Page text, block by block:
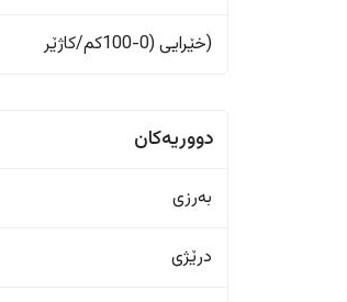
(خێرایی (0-100کم/کاژێر
دووریەکان
بەرزی
درێژی